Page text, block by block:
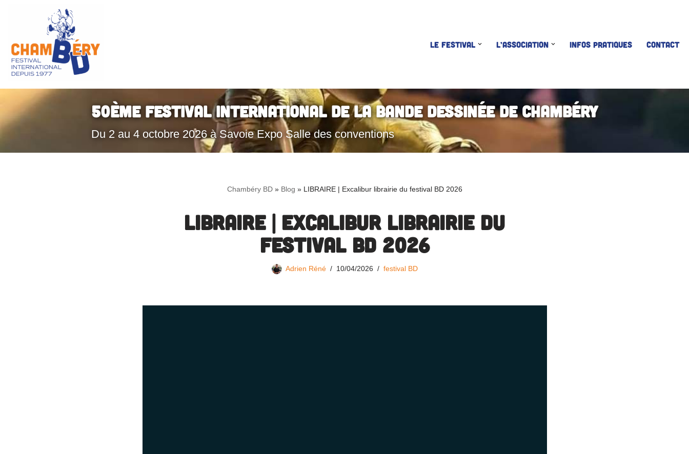
au
contenu
LE FESTIVAL L’ASSOCIATION INFOS PRATIQUES CONTACT
50ème Festival International de la Bande Dessinée de Chambéry
Du 2 au 4 octobre 2026 à Savoie Expo Salle des conventions
Chambéry BD» Blog » LIBRAIRE | Excalibur librairie du festival BD 2026
LIBRAIRE | Excalibur librairie du
festival BD 2026
Adrien Réné 10/04/2026 festival BD